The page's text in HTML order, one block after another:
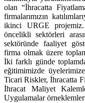
olan “İhracatta
firmalarımızın
ikinci URGE
öncelikli sektörleri
sektöründe faaliyet
firma olmak üzere
İki farklı günde
eğitimimizde
Ticari Riskler, İhracatta
İhracat Maliyet
Uygulamalar